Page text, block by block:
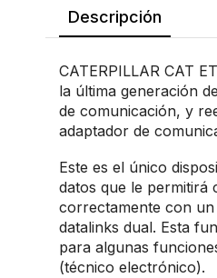
Descripción
CATERPILLAR CAT
la última generación
de comunicación, y
adaptador de
Este es el único
datos que le permitirá
correctamente con
datalinks dual. Esta
para algunas
(técnico electrónico).